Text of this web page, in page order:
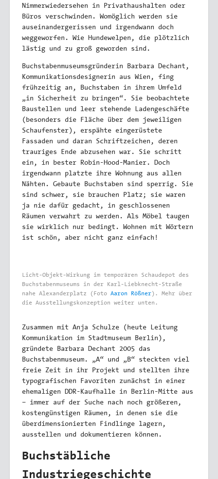
Nimmerwiedersehen in Privathaushalten oder
Büros verschwinden. Womöglich werden sie
auseinandergerissen und irgendwann doch
weggeworfen. Wie Hundewelpen, die plötzlich
lästig und zu groß geworden sind.
Buchstabenmuseumsgründerin Barbara Dechant,
Kommunikationsdesignerin aus Wien, fing
frühzeitig an, Buchstaben in ihrem Umfeld
„in Sicherheit zu bringen“. Sie beobachtete
Baustellen und leer stehende Ladengeschäfte
(besonders die Fläche über dem jeweiligen
Schaufenster), erspähte eingerüstete
Fassaden und daran Schriftzeichen, deren
trauriges Ende abzusehen war. Sie schritt
ein, in bester Robin-Hood-Manier. Doch
irgendwann platzte ihre Wohnung aus allen
Nähten. Gebaute Buchstaben sind sperrig. Sie
sind schwer, sie brauchen Platz; sie waren
ja nie dafür gedacht, in geschlossenen
Räumen verwahrt zu werden. Als Möbel taugen
sie wirklich nur bedingt. Wohnen mit Wörtern
ist schön, aber nicht ganz einfach!
Licht-Objekt-Wirkung im temporären Schaudepot des
Buchstabenmuseums in der Karl-Liebknecht-Straße
nahe Alexanderplatz (Foto Aaron Rößner ). Mehr über
die Ausstellungskonzeption weiter unten.
Zusammen mit Anja Schulze (heute Leitung
Kommunikation im Stadtmuseum Berlin),
gründete Barbara Dechant 2005 das
Buchstabenmuseum. „A“ und „B“ steckten viel
freie Zeit in ihr Projekt und stellten ihre
typografischen Favoriten zunächst in einer
ehemaligen DDR-Kaufhalle in Berlin-Mitte aus
– immer auf der Suche nach noch größeren,
kostengünstigen Räumen, in denen sie die
überdimensionierten Findlinge lagern,
ausstellen und dokumentieren können.
Buchstäbliche
Industriegeschichte